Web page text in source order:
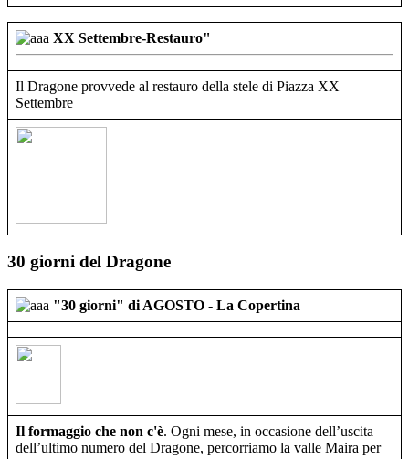
XX Settembre-Restauro"
Il Dragone provvede al restauro della stele di Piazza XX
Settembre
30 giorni del Dragone
"30 giorni" di AGOSTO - La Copertina
Il formaggio che non c'è. Ogni mese, in occasione dell’uscita
dell’ultimo numero del Dragone, percorriamo la valle Maira per